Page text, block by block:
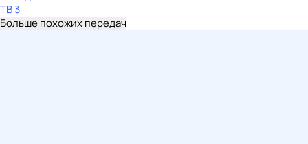
ТВ 3
Больше похожих передач